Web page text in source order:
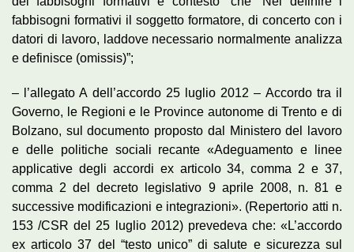
fabbisogni formativi il soggetto formatore, di concerto con i
datori di lavoro, laddove necessario normalmente analizza
e definisce (omissis)”;
– l’allegato A dell’accordo 25 luglio 2012 – Accordo tra il
Governo, le Regioni e le Province autonome di Trento e di
Bolzano, sul documento proposto dal Ministero del lavoro
e delle politiche sociali recante «Adeguamento e linee
applicative degli accordi ex articolo 34, comma 2 e 37,
comma 2 del decreto legislativo 9 aprile 2008, n. 81 e
successive modificazioni e integrazioni». (Repertorio atti n.
153 /CSR del 25 luglio 2012) prevedeva che: «L’accordo
ex articolo 37 del “testo unico” di salute e sicurezza sul